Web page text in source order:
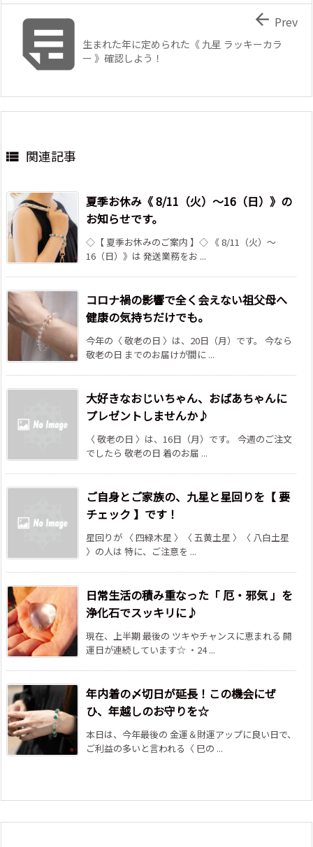
生まれた年に定められた《 九星 ラッキーカラ
ー 》確認しよう！
 Prev
 関連記事
夏季お休み《 8/11（火）～16（日）》の
お知らせです。
◇【 夏季お休みのご案内 】◇ 《 8/11（火）～
16（日）》は 発送業務をお ...
コロナ禍の影響で全く会えない祖父母へ
健康の気持ちだけでも。
今年の〈 敬老の日 〉は、20日（月）です。 今なら
敬老の日 までのお届けが間に ...
大好きなおじいちゃん、おばあちゃんに
プレゼントしませんか♪
〈 敬老の日 〉は、16日（月）です。 今週のご注文
でしたら 敬老の日 着のお届 ...
ご自身とご家族の、九星と星回りを【 要
チェック 】です！
星回りが 〈 四緑木星 〉〈 五黄土星 〉〈 八白土星
〉の人は 特に、ご注意を ...
日常生活の積み重なった「 厄・邪気 」を
浄化石でスッキリに♪
現在、上半期 最後の ツキやチャンスに恵まれる 開
運日が連続しています☆ ・24 ...
年内着の〆切日が延長！この機会にぜ
ひ、年越しのお守りを☆
本日は、今年最後の 金運＆財運アップに良い日で、
ご利益の多いと言われる〈 巳の ...